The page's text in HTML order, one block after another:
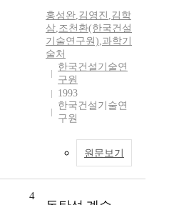
홍성완,김영진 ,김학
삼,조천환(한국건설
기술연구원),과학기
술처
한국건설기술연
구원
1993
한국건설기술연
구원
원문보기
4